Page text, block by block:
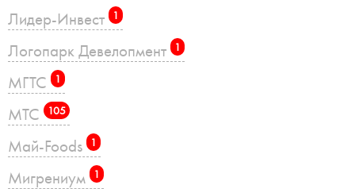
Лидер-Инвест 1
Логопарк Девелопмент 1
МГТС 1
МТС 105
Май-Foods 1
Мигрениум 1